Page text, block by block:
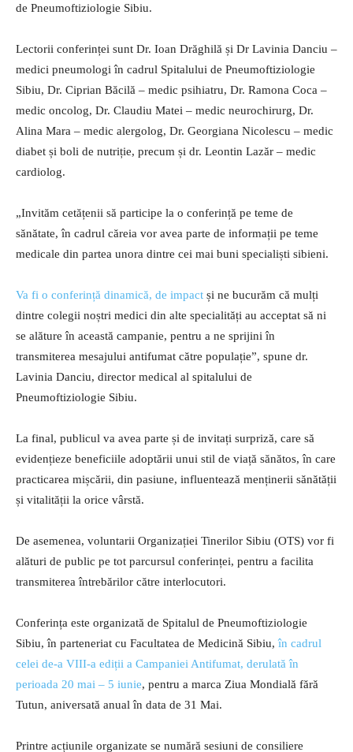
de Pneumoftiziologie Sibiu.
Lectorii conferinței sunt Dr. Ioan Drăghilă și Dr Lavinia Danciu –
medici pneumologi în cadrul Spitalului de Pneumoftiziologie
Sibiu, Dr. Ciprian Băcilă – medic psihiatru, Dr. Ramona Coca –
medic oncolog, Dr. Claudiu Matei – medic neurochirurg, Dr.
Alina Mara – medic alergolog, Dr. Georgiana Nicolescu – medic
diabet și boli de nutriție, precum și dr. Leontin Lazăr – medic
cardiolog.
„Invităm cetățenii să participe la o conferință pe teme de
sănătate, în cadrul căreia vor avea parte de informații pe teme
medicale din partea unora dintre cei mai buni specialiști sibieni.
Va fi o conferință dinamică, de impact și ne bucurăm că mulți
dintre colegii noștri medici din alte specialități au acceptat să ni
se alăture în această campanie, pentru a ne sprijini în
transmiterea mesajului antifumat către populație”, spune dr.
Lavinia Danciu, director medical al spitalului de
Pneumoftiziologie Sibiu.
La final, publicul va avea parte și de invitați surpriză, care să
evidențieze beneficiile adoptării unui stil de viață sănătos, în care
practicarea mișcării, din pasiune, influentează menținerii sănătății
și vitalității la orice vârstă.
De asemenea, voluntarii Organizației Tinerilor Sibiu (OTS) vor fi
alături de public pe tot parcursul conferinței, pentru a facilita
transmiterea întrebărilor către interlocutori.
Conferința este organizată de Spitalul de Pneumoftiziologie
Sibiu, în parteneriat cu Facultatea de Medicină Sibiu,în cadrul
celei de-a VIII-a ediții a Campaniei Antifumat, derulată în
perioada 20 mai – 5 iunie, pentru a marca Ziua Mondială fără
Tutun, aniversată anual în data de 31 Mai.
Printre acțiunile organizate se numără sesiuni de consiliere